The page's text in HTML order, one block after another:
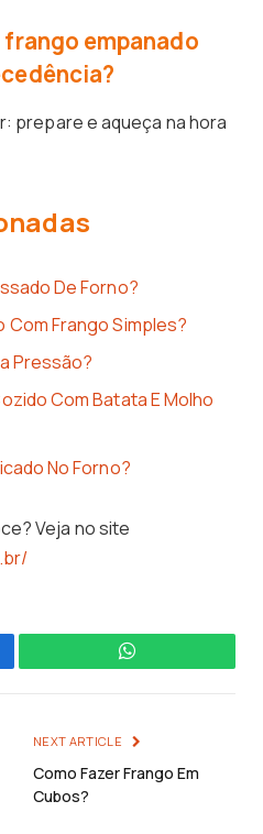
empanado
prepare e aqueça na hora
De Forno?
Com Frango Simples?
Pressão?
Com Batata E Molho
No Forno?
Veja no site
WhatsApp
NEXT ARTICLE
Como Fazer Frango Em
Cubos?